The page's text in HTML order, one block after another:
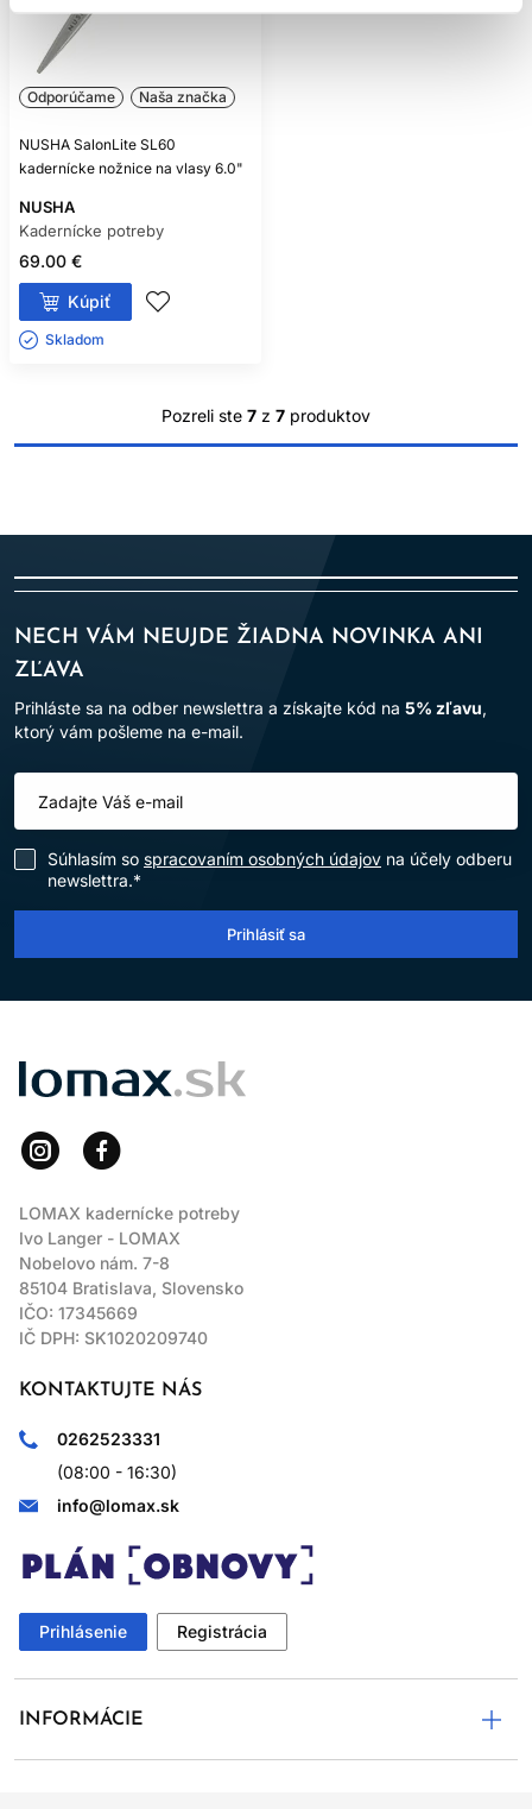
Odporúčame Naša značka
NUSHA SalonLite SL60
kadernícke nožnice na vlasy 6.0"
NUSHA
Kadernícke potreby
69.00 €
Kúpiť
Skladom ㅤ
Pozreli ste 7 z 7 produktov
NECH VÁM NEUJDE ŽIADNA NOVINKA ANI
ZĽAVA
Prihláste sa na odber newslettra a získajte kód na 5% zľavu,
ktorý vám pošleme na e-mail.
Súhlasím so spracovaním osobných údajov na účely odberu
newslettra.*
Prihlásiť sa
LOMAX
LOMAX kadernícke potreby
Ivo Langer - LOMAX
Nobelovo nám. 7-8
85104 Bratislava, Slovensko
IČO: 17345669
IČ DPH: SK1020209740
KONTAKTUJTE NÁS
0262523331
(08:00 - 16:30)
info@lomax.sk
Prihlásenie Registrácia
INFORMÁCIE